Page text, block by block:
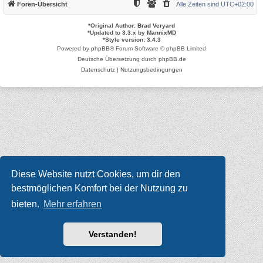
Diese Website nutzt Cookies, um dir den
bestmöglichen Komfort bei der Nutzung zu
bieten. Mehr erfahren
Verstanden!
Foren-Übersicht Alle Zeiten sind UTC+02:00
*Original Author: Brad Veryard
*Updated to 3.3.x by MannixMD
*Style version: 3.4.3
Powered by phpBB® Forum Software © phpBB Limited
Deutsche Übersetzung durch phpBB.de
Datenschutz| Nutzungsbedingungen